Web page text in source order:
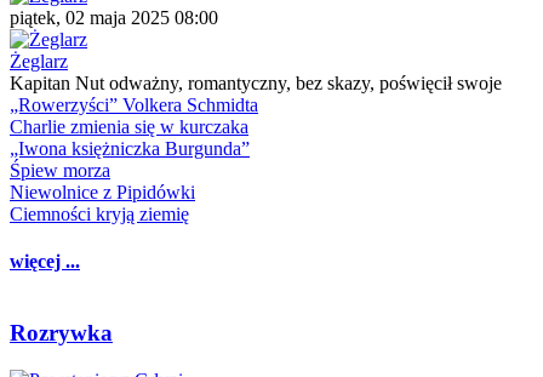
piątek, 02 maja 2025 08:00
Żeglarz
Kapitan Nut odważny, romantyczny, bez skazy, poświęcił swoje
„Rowerzyści” Volkera Schmidta
Charlie zmienia się w kurczaka
„Iwona księżniczka Burgunda”
Śpiew morza
Niewolnice z Pipidówki
Ciemności kryją ziemię
więcej ...
Rozrywka